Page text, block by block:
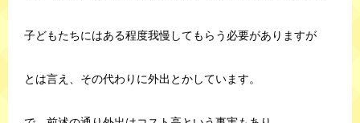
子どもたちにはある程度我慢してもらう必要がありますが
とは言え、その代わりに外出とかしています。